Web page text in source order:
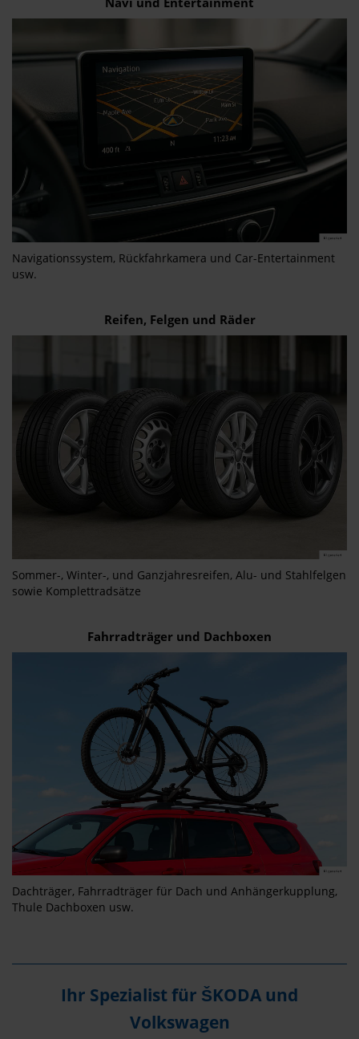
Navigationssystem, Rückfahrkamera und Car-Entertainment
usw.
Reifen, Felgen und Räder
Sommer-, Winter-, und Ganzjahresreifen, Alu- und Stahlfelgen
sowie Komplettradsätze
Fahrradträger und Dachboxen
Dachträger, Fahrradträger für Dach und Anhängerkupplung,
Thule Dachboxen usw.
Ihr Spezialist für ŠKODA und
Volkswagen